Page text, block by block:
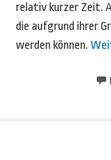
relativ kurzer Zeit.
die aufgrund ihrer
werden können.